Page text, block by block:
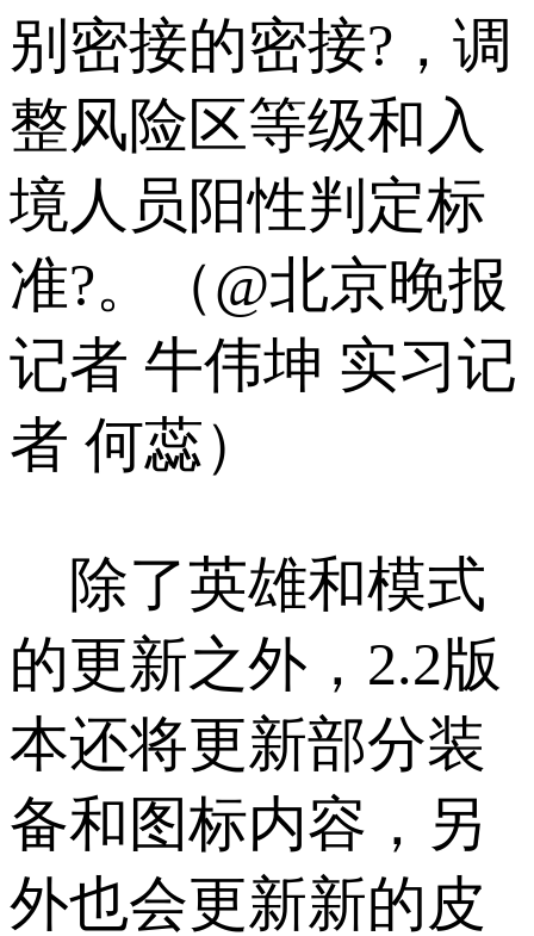
别密接的密接?，调
整风险区等级和入
境人员阳性判定标
准?。（@北京晚报
记者 牛伟坤 实习记
者 何蕊）
除了英雄和模式
的更新之外，2.2版
本还将更新部分装
备和图标内容，另
外也会更新新的皮